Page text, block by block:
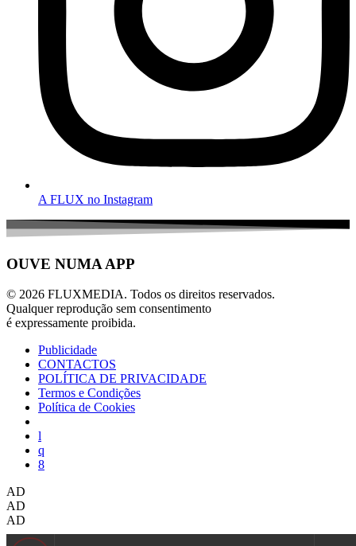
A FLUX no Instagram
OUVE NUMA APP
© 2026 FLUXMEDIA. Todos os direitos reservados.
Qualquer reprodução sem consentimento
é expressamente proibida.
Publicidade
CONTACTOS
POLÍTICA DE PRIVACIDADE
Termos e Condições
Política de Cookies
AD
AD
AD